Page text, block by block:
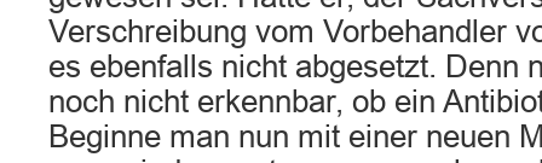
Verschreibung vom Vorbehandler
es ebenfalls nicht abgesetzt. Denn
noch nicht erkennbar, ob ein
Beginne man nun mit einer neuen